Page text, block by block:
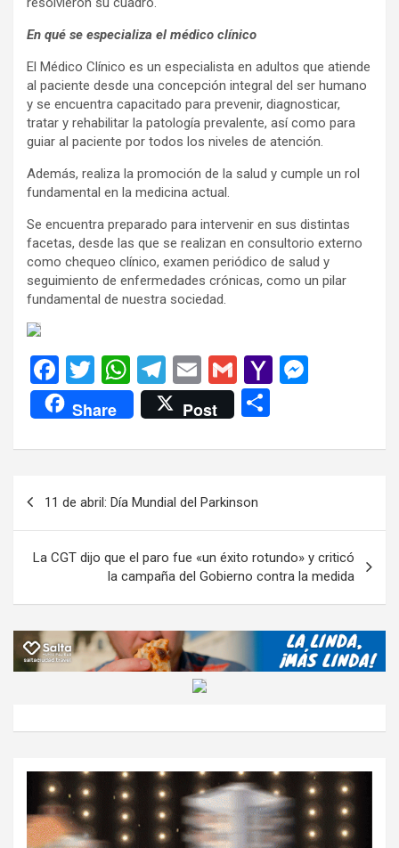
En qué se especializa el médico clínico
El Médico Clínico es un especialista en adultos que atiende
al paciente desde una concepción integral del ser humano
y se encuentra capacitado para prevenir, diagnosticar,
tratar y rehabilitar la patología prevalente, así como para
guiar al paciente por todos los niveles de atención.
Además, realiza la promoción de la salud y cumple un rol
fundamental en la medicina actual.
Se encuentra preparado para intervenir en sus distintas
facetas, desde las que se realizan en consultorio externo
como chequeo clínico, examen periódico de salud y
seguimiento de enfermedades crónicas, como un pilar
fundamental de nuestra sociedad.
F
a
ce
b
o
k
T
wi
tt
er
W
h
at
s
p
p
T
el
e
gr
m
E
m
ail
G
m
ail
Y
o
ail
n
Share Post
m
tir
entradas
11 de abril: Día Mundial del Parkinson
La CGT dijo que el paro fue «un éxito rotundo» y criticó
la campaña del Gobierno contra la medida